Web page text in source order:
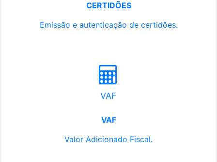
CERTIDÕES
Emissão e autenticação de certidões.
VAF
VAF
Valor Adicionado Fiscal.